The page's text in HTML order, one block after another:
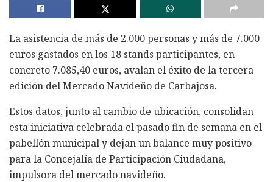
La asistencia de más de 2.000 personas y más de 7.000
euros gastados en los 18 stands participantes, en
concreto 7.085,40 euros, avalan el éxito de la tercera
edición del Mercado Navideño de Carbajosa.
Estos datos, junto al cambio de ubicación, consolidan
esta iniciativa celebrada el pasado fin de semana en el
pabellón municipal y dejan un balance muy positivo
para la Concejalía de Participación Ciudadana,
impulsora del mercado navideño.